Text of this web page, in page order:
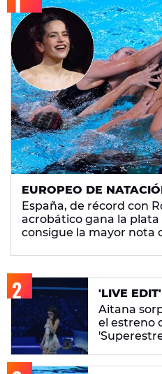
EUROPEO DE
España, de récord con
acrobático gana la
consigue la mayor nota
'LIVE EDIT'
Aitana
el estreno